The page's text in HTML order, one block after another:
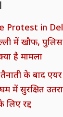
Protest in
में खौफ,
है मामला
के बाद एयर
में सुरक्षित
लिए रद्द